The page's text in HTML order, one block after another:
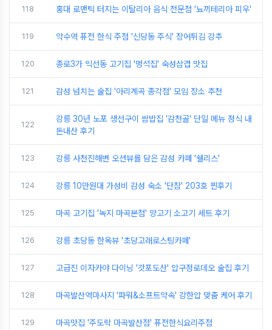
118 홍대 로맨틱 터지는 이탈리아 음식 전문점 '뇨끼테리아 피우'
119 약수역 퓨전 한식 주점 '신당동 주식' 장어튀김 강추
120 종로3가 익선동 고기집 '멍석집' 숙성삼겹 맛집
121 감성 넘치는 술집 '아리계곡 종각점' 모임 장소 추천
122
강릉 30년 노포 생선구이 쌈밥집 '감천골' 단일 메뉴 정식 내
돈내산 후기
123 강릉 사천진해변 오션뷰를 담은 감성 카페 '쉘리스'
124 강릉 10만원대 가성비 감성 숙소 '단잠' 203호 찐후기
125 마곡 고기집 '녹지 마곡본점' 양고기 소고기 세트 후기
126 강릉 초당동 한옥뷰 '초당고래로스팅카페'
127 고급진 이자카야 다이닝 '갓포도산' 압구정로데오 술집 후기
128 마곡발산역마사지 '파워&소프트약속' 강한압 맞춤 케어 후기
129 마곡맛집 '주도락 마곡발산점' 퓨전한식요리주점